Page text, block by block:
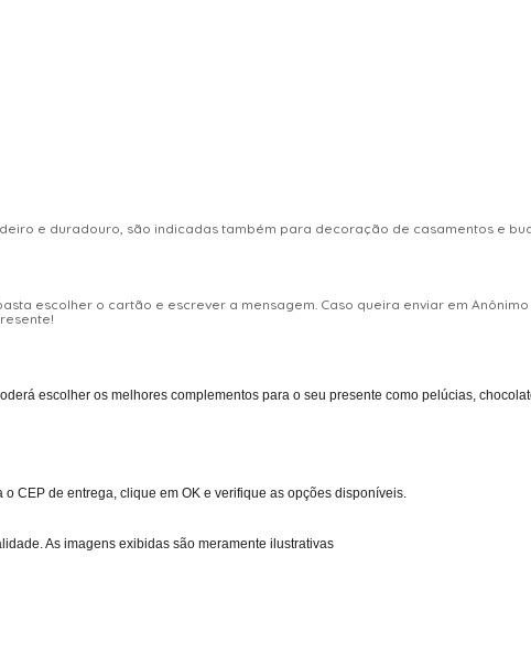
e duradouro, são indicadas também para decoração de casamentos e
escolher o cartão e escrever a mensagem. Caso queira enviar em Anônimo
escolher os melhores complementos para o seu presente como pelúcias,
CEP de entrega, clique em OK e verifique as opções disponíveis.
As imagens exibidas são meramente ilustrativas